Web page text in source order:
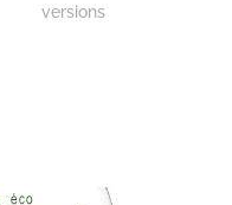
versions